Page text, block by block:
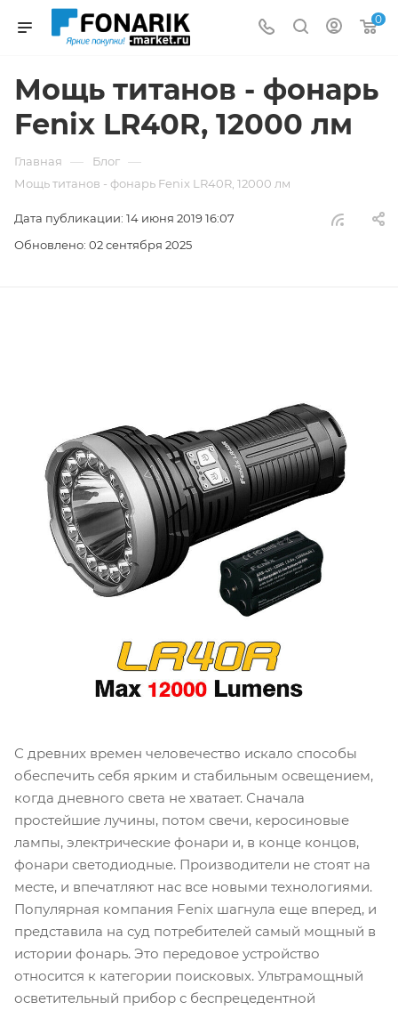
0
Мощь титанов - фонарь
Fenix LR40R, 12000 лм
Главная — Блог —
Мощь титанов - фонарь Fenix LR40R, 12000 лм
Дата публикации: 14 июня 2019 16:07
Обновлено: 02 сентября 2025
С древних времен человечество искало способы
обеспечить себя ярким и стабильным освещением,
когда дневного света не хватает. Сначала
простейшие лучины, потом свечи, керосиновые
лампы, электрические фонари и, в конце концов,
фонари светодиодные. Производители не стоят на
месте, и впечатляют нас все новыми технологиями.
Популярная компания Fenix шагнула еще вперед, и
представила на суд потребителей самый мощный в
истории фонарь. Это передовое устройство
относится к категории поисковых. Ультрамощный
осветительный прибор с беспрецедентной